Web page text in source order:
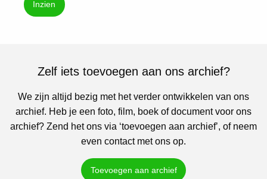
Inzien
Zelf iets toevoegen aan ons archief?
We zijn altijd bezig met het verder ontwikkelen van ons
archief. Heb je een foto, film, boek of document voor ons
archief? Zend het ons via ‘toevoegen aan archief’, of neem
even contact met ons op.
Toevoegen aan archief